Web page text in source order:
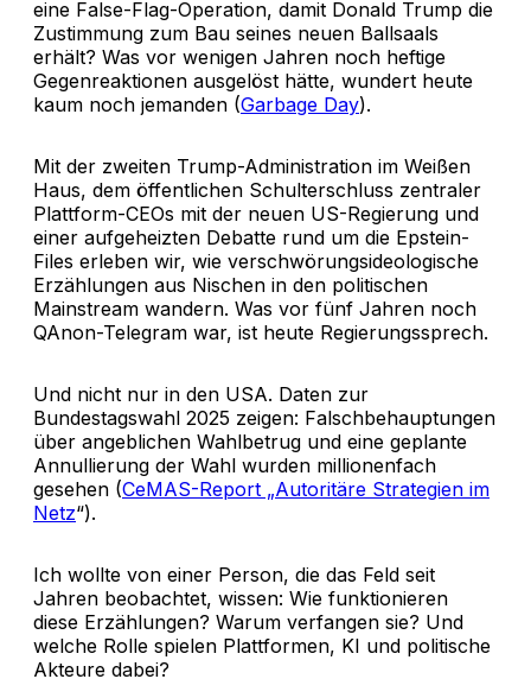
eine False-Flag-Operation, damit Donald Trump die
Zustimmung zum Bau seines neuen Ballsaals
erhält? Was vor wenigen Jahren noch heftige
Gegenreaktionen ausgelöst hätte, wundert heute
kaum noch jemanden (Garbage Day).
Mit der zweiten Trump-Administration im Weißen
Haus, dem öffentlichen Schulterschluss zentraler
Plattform-CEOs mit der neuen US-Regierung und
einer aufgeheizten Debatte rund um die Epstein-
Files erleben wir, wie verschwörungsideologische
Erzählungen aus Nischen in den politischen
Mainstream wandern. Was vor fünf Jahren noch
QAnon-Telegram war, ist heute Regierungssprech.
Und nicht nur in den USA. Daten zur
Bundestagswahl 2025 zeigen: Falschbehauptungen
über angeblichen Wahlbetrug und eine geplante
Annullierung der Wahl wurden millionenfach
gesehen (CeMAS-Report „Autoritäre Strategien im
Netz“).
Ich wollte von einer Person, die das Feld seit
Jahren beobachtet, wissen: Wie funktionieren
diese Erzählungen? Warum verfangen sie? Und
welche Rolle spielen Plattformen, KI und politische
Akteure dabei?